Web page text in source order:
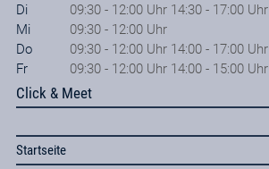
Di
09:30 - 12:00 Uhr 14:30 - 17:00 Uhr
Mi
09:30 - 12:00 Uhr
Do
09:30 - 12:00 Uhr 14:00 - 17:00 Uhr
Fr
09:30 - 12:00 Uhr 14:00 - 15:00 Uhr
Click & Meet
Startseite